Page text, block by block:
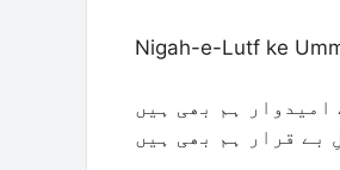
Nigah-e-Lutf ke
امیدوار ہم بھی ہیں
بے قرار ہم بھی ہیں